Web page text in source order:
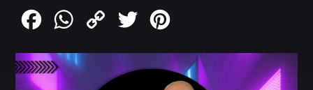
FacebookWhatsApp
Copy
Twitter